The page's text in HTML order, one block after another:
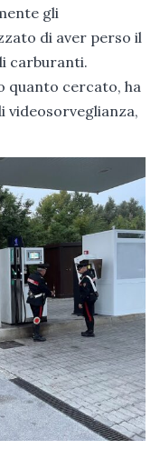
gli
di aver perso il
carburanti.
quanto cercato, ha
videosorveglianza,